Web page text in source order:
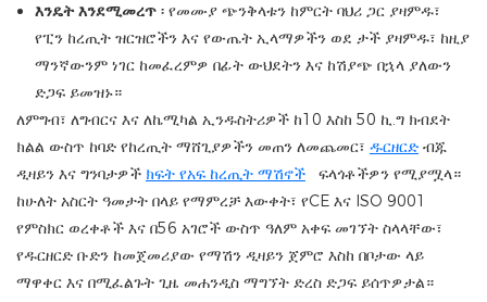
እንዴት እንደሚመረጥ ፡ የመሙያ ጭንቅላቱን ከምርት ባህሪ ጋር ያዛምዱ፣
የፒን ከረጢት ዝርዝሮችን እና የውጤት ኢላማዎችን ወደ ታች ያዛምዱ፣ ከዚያ
ማንኛውንም ነገር ከመፈረምዎ በፊት ውህደትን እና ከሽያጭ በኋላ ያለውን
ድጋፍ ይመዝኑ።
ለምግብ፣ ለግብርና እና ለኬሚካል ኢንዱስትሪዎች ከ10 እስከ 50 ኪ.ግ ክብደት
ክልል ውስጥ ከባድ የከረጢት ማሸጊያዎችን መጠን ለመጨመር፣ ዱርዘርድ ብጁ
ዲዛይን እና ግንባታዎች ክፍት የአፍ ከረጢት ማሽኖች
ፍላጎቶችዎን የሚያሟላ።
ከሁለት አስርት ዓመታት በላይ የማምረቻ እውቀት፣ የCE እና ISO 9001
የምስክር ወረቀቶች እና በ56 አገሮች ውስጥ ዓለም አቀፍ መገኘት ስላላቸው፣
የዱርዘርድ ቡድን ከመጀመሪያው የማሽን ዲዛይን ጀምሮ እስከ በቦታው ላይ
ማዋቀር እና በሚፈልጉት ጊዜ መሐንዲስ ማግኘት ድረስ ድጋፍ ይሰጥዎታል።